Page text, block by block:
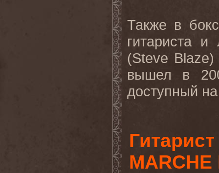
Также в
гитариста
(Steve Blaze)
вышел в
доступный
MARCHE